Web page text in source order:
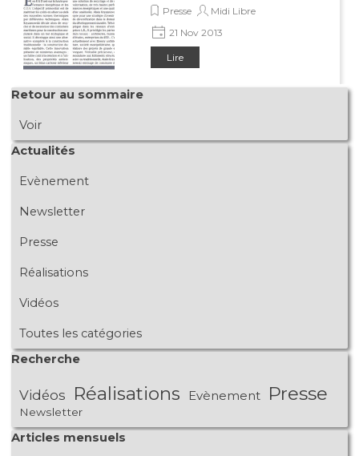
Presse
Midi Libre
21 Nov 2013
En 2010, l’entreprise investit en
R&D axée sur la haute
Lire
Sauter le bloc Retour au sommaire
Retour au sommaire
Voir
Sauter le bloc Actualités
Actualités
Evènement
Newsletter
Presse
Réalisations
Vidéos
Toutes les catégories
Sauter le bloc Recherche
Recherche
Vidéos Réalisations Evènement Presse
Newsletter
Sauter le bloc Articles mensuels
Articles mensuels